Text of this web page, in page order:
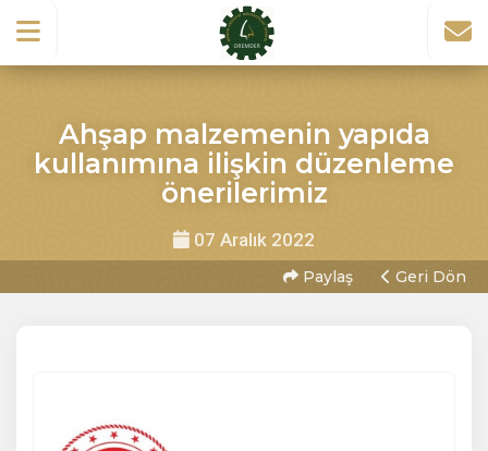
Ahşap malzemenin yapıda
kullanımına ilişkin düzenleme
önerilerimiz
07 Aralık 2022
Paylaş Geri Dön